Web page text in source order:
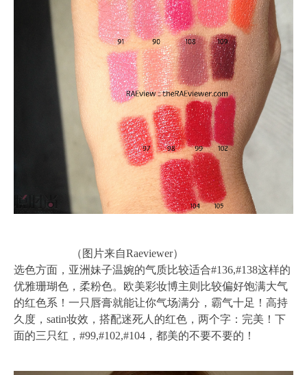
（图片来自Raeviewer）
选色方面，亚洲妹子温婉的气质比较适合#136,#138这样的
优雅珊瑚色，柔粉色。欧美彩妆博主则比较偏好饱满大气
的红色系！一只唇膏就能让你气场满分，霸气十足！高持
久度，satin妆效，搭配迷死人的红色，两个字：完美！下
面的三只红，#99,#102,#104，都美的不要不要的！